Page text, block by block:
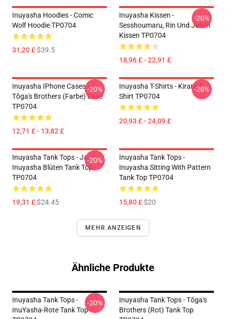
Inuyasha Hoodies - Comic
Wolf Hoodie TP0704
31,20 £$39.5
Inuyasha Kissen -
Sesshoumaru, Rin Und Jaken
Kissen TP0704
18,96 £ - 22,91 £
-20%
Inuyasha IPhone Cases -
Tōga's Brothers (Farbe) Case
TP0704
12,71 £ - 13,82 £
-20%
Inuyasha T-Shirts - Kirara T-
Shirt TP0704
20,93 £ - 24,09 £
-20%
Inuyasha Tank Tops - Ja.
Inuyasha Blüten Tank Top
TP0704
19,31 £$24.45
-20%
Inuyasha Tank Tops -
Inuyasha Sitting With Pattern
Tank Top TP0704
15,80 £$20
MEHR ANZEIGEN
Ähnliche Produkte
Inuyasha Tank Tops -
InuYasha-Rote Tank Top
-20%
Inuyasha Tank Tops - Tōga's
Brothers (rot) Tank Top